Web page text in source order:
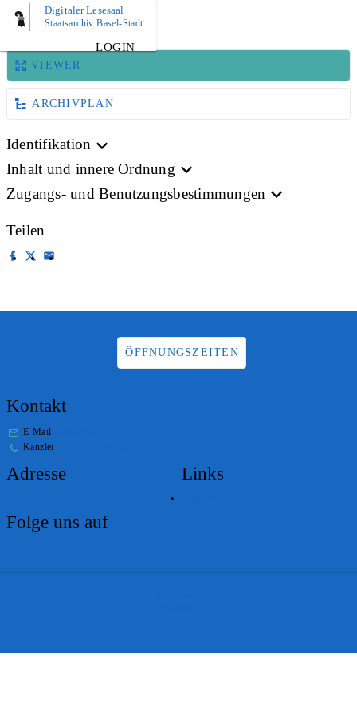
Digitaler Lesesaal
Staatsarchiv Basel-Stadt
LOGIN
BILD
VIEWER
ARCHIVPLAN
Identifikation
Inhalt und innere Ordnung
Zugangs- und Benutzungsbestimmungen
Teilen
ÖFFNUNGSZEITEN
Kontakt
E-Mail
Kanzlei
Adresse Links
Folge uns auf